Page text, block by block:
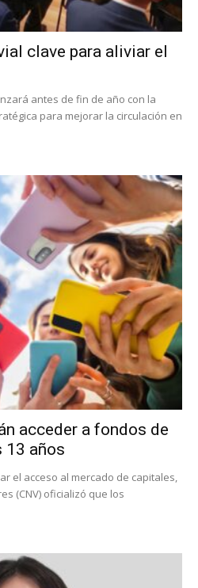
clave para aliviar el
antes de fin de año con la
para mejorar la circulación en
acceder a fondos de
13 años
el acceso al mercado de capitales,
(CNV) oficializó que los